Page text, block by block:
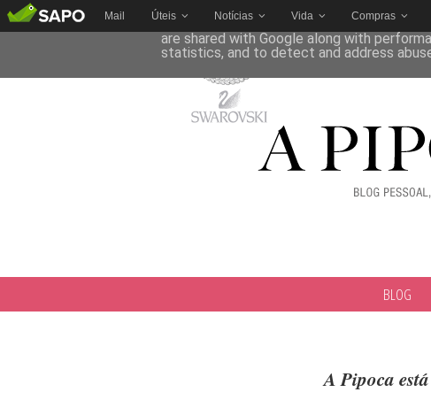
Mail Úteis Notícias Vida Compras
BLOG
A Pipoca
This site uses cookies from Google to
are shared with Google along with
statistics, and to detect and address